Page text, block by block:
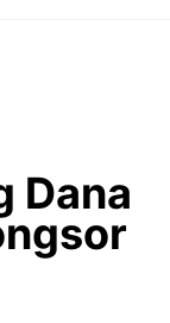
Dana